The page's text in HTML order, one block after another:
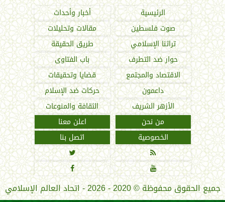
الرئيسية
أخبار وأحداث
صوت فلسطين
مقالات وتحليلات
تراثنا الإسلامي
طريق الحقيقة
حوار ضد التطرف
باب الفتاوى
الاقتصاد والمجتمع
قضايا وتحقيقات
داعمون
حركات ضد الإسلام
الأزهر الشريف
الثقافة والمنوعات
من نحن
اعلن معنا
الخصوصية
اتصل بنا




جميع الحقوق محفوظة©2020 - 2026 - اتحاد العالم الإسلامي